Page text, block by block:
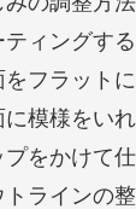
ィングす
をフラット
に模様をい
プをかけて
トラインの